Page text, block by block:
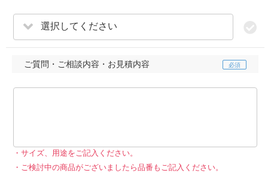
選択してください
ご質問・ご相談内容・お見積内容
サイズ、用途をご記入ください。
ご検討中の商品がございましたら品番もご記入ください。